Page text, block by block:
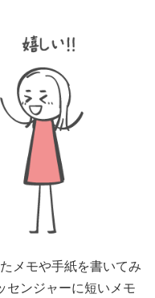
メモや手紙を書いてみ
センジャーに短いメモ